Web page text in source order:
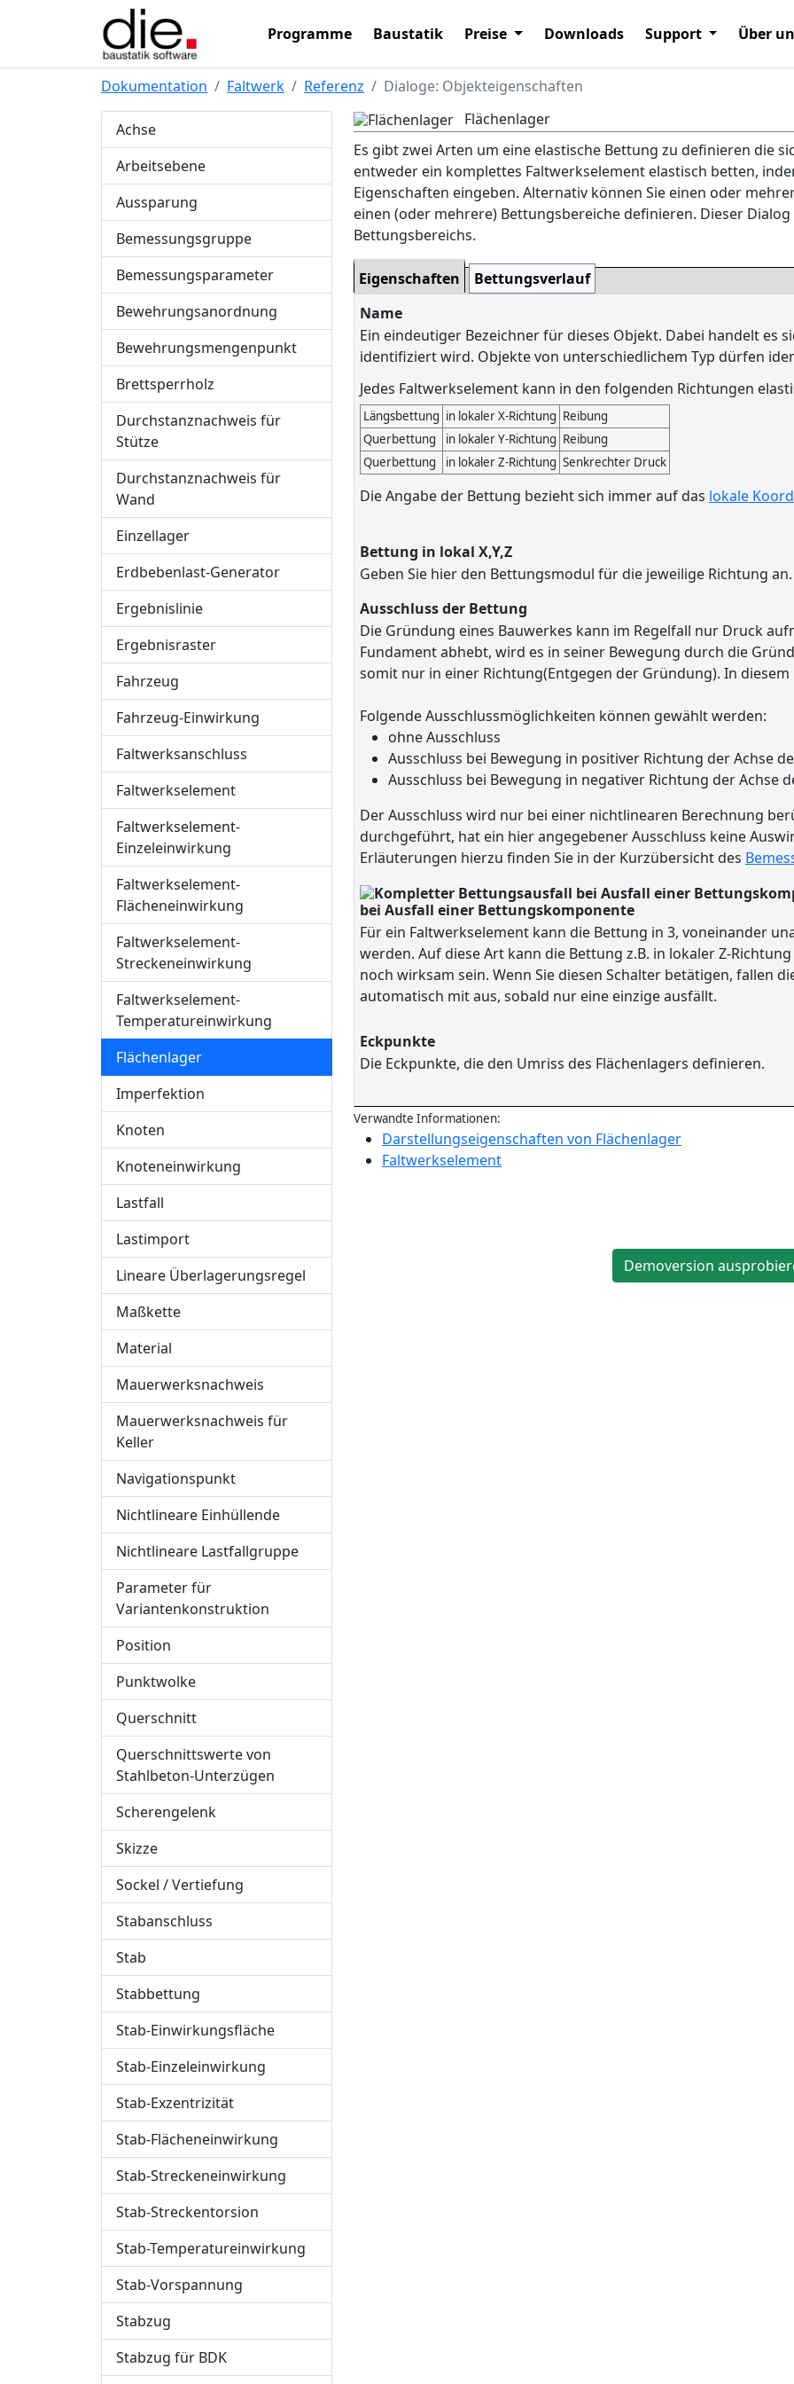
Programme Baustatik Preise Downloads Support Über
Dokumentation Faltwerk Referenz Dialoge: Objekteigenschaften
Achse
Arbeitsebene
Aussparung
Bemessungsgruppe
Bemessungsparameter
Bewehrungsanordnung
Bewehrungsmengenpunkt
Brettsperrholz
Durchstanznachweis für
Stütze
Durchstanznachweis für
Wand
Einzellager
Erdbebenlast-Generator
Ergebnislinie
Ergebnisraster
Fahrzeug
Fahrzeug-Einwirkung
Faltwerksanschluss
Faltwerkselement
Faltwerkselement-
Einzeleinwirkung
Faltwerkselement-
Flächeneinwirkung
Faltwerkselement-
Streckeneinwirkung
Faltwerkselement-
Temperatureinwirkung
Flächenlager
Imperfektion
Knoten
Knoteneinwirkung
Lastfall
Lastimport
Lineare Überlagerungsregel
Maßkette
Material
Mauerwerksnachweis
Mauerwerksnachweis für
Keller
Navigationspunkt
Nichtlineare Einhüllende
Nichtlineare Lastfallgruppe
Parameter für
Variantenkonstruktion
Position
Punktwolke
Querschnitt
Querschnittswerte von
Stahlbeton-Unterzügen
Scherengelenk
Skizze
Sockel / Vertiefung
Stabanschluss
Stab
Stabbettung
Stab-Einwirkungsfläche
Stab-Einzeleinwirkung
Stab-Exzentrizität
Stab-Flächeneinwirkung
Stab-Streckeneinwirkung
Stab-Streckentorsion
Stab-Temperatureinwirkung
Stab-Vorspannung
Stabzug
Stabzug für BDK
Flächenlager
Es gibt zwei Arten um eine elastische Bettung zu definieren die
entweder ein komplettes Faltwerkselement elastisch betten,
Eigenschaften eingeben. Alternativ können Sie einen oder
einen (oder mehrere) Bettungsbereiche definieren. Dieser
Bettungsbereichs.
Eigenschaften
Bettungsverlauf
Name
Ein eindeutiger Bezeichner für dieses Objekt. Dabei handelt es
identifiziert wird. Objekte von unterschiedlichem Typ dürfen
Jedes Faltwerkselement kann in den folgenden Richtungen
Längsbettung in lokaler X-Richtung Reibung
Querbettung
in lokaler Y-Richtung Reibung
Querbettung
in lokaler Z-Richtung Senkrechter Druck
Die Angabe der Bettung bezieht sich immer auf das lokale
Bettung in lokal X,Y,Z
Geben Sie hier den Bettungsmodul für die jeweilige Richtung an.
Ausschluss der Bettung
Die Gründung eines Bauwerkes kann im Regelfall nur Druck
Fundament abhebt, wird es in seiner Bewegung durch die
somit nur in einer Richtung(Entgegen der Gründung). In
Folgende Ausschlussmöglichkeiten können gewählt werden:
ohne Ausschluss
Ausschluss bei Bewegung in positiver Richtung der Achse
Ausschluss bei Bewegung in negativer Richtung der Achse
Der Ausschluss wird nur bei einer nichtlinearen Berechnung
durchgeführt, hat ein hier angegebener Ausschluss keine
Erläuterungen hierzu finden Sie in der Kurzübersicht des
bei Ausfall einer Bettungskomponente
Für ein Faltwerkselement kann die Bettung in 3, voneinander
werden. Auf diese Art kann die Bettung z.B. in lokaler Z-
noch wirksam sein. Wenn Sie diesen Schalter betätigen, fallen
automatisch mit aus, sobald nur eine einzige ausfällt.
Eckpunkte
Die Eckpunkte, die den Umriss des Flächenlagers definieren.
Verwandte Informationen:
Darstellungseigenschaften von Flächenlager
Faltwerkselement
Demoversion